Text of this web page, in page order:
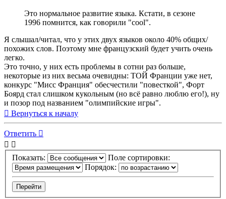
Это нормальное развитие языка. Кстати, в сезоне
1996 помнится, как говорили "cool".
Я слышал/читал, что у этих двух языков около 40% общих/
похожих слов. Поэтому мне французский будет учить очень
легко.
Это точно, у них есть проблемы в сотни раз больше,
некоторые из них весьма очевидны: ТОЙ Франции уже нет,
конкурс "Мисс Франция" обесчестили "повесткой", Форт
Боярд стал слишком кукольным (но всё равно люблю его!), ну
и позор под названием "олимпийские игры".
Вернуться к началу
Ответить
Показать:
Поле сортировки:
Порядок: